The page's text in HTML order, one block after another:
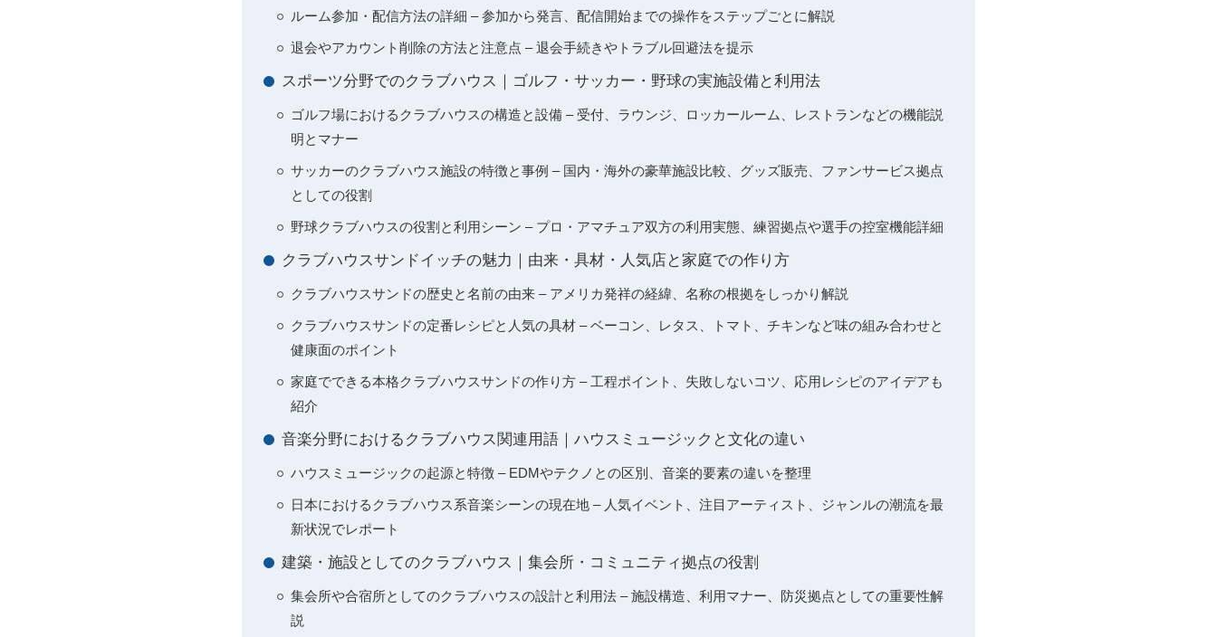
ルーム参加・配信方法の詳細 – 参加から発言、配信開始までの操作をステップごとに解説
退会やアカウント削除の方法と注意点 – 退会手続きやトラブル回避法を提示
スポーツ分野でのクラブハウス｜ゴルフ・サッカー・野球の実施設備と利用法
ゴルフ場におけるクラブハウスの構造と設備 – 受付、ラウンジ、ロッカールーム、レストランなどの機能説
明とマナー
サッカーのクラブハウス施設の特徴と事例 – 国内・海外の豪華施設比較、グッズ販売、ファンサービス拠点
としての役割
野球クラブハウスの役割と利用シーン – プロ・アマチュア双方の利用実態、練習拠点や選手の控室機能詳細
クラブハウスサンドイッチの魅力｜由来・具材・人気店と家庭での作り方
クラブハウスサンドの歴史と名前の由来 – アメリカ発祥の経緯、名称の根拠をしっかり解説
クラブハウスサンドの定番レシピと人気の具材 – ベーコン、レタス、トマト、チキンなど味の組み合わせと
健康面のポイント
家庭でできる本格クラブハウスサンドの作り方 – 工程ポイント、失敗しないコツ、応用レシピのアイデアも
紹介
音楽分野におけるクラブハウス関連用語｜ハウスミュージックと文化の違い
ハウスミュージックの起源と特徴 – EDMやテクノとの区別、音楽的要素の違いを整理
日本におけるクラブハウス系音楽シーンの現在地 – 人気イベント、注目アーティスト、ジャンルの潮流を最
新状況でレポート
建築・施設としてのクラブハウス｜集会所・コミュニティ拠点の役割
集会所や合宿所としてのクラブハウスの設計と利用法 – 施設構造、利用マナー、防災拠点としての重要性解
説